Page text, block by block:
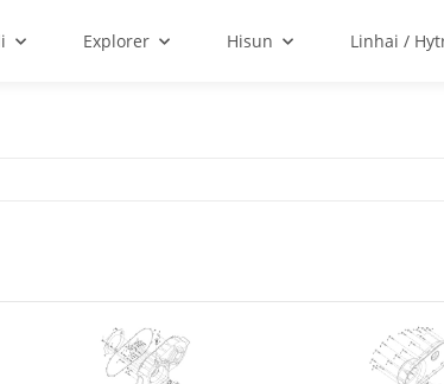
Explorer Hisun Linhai /